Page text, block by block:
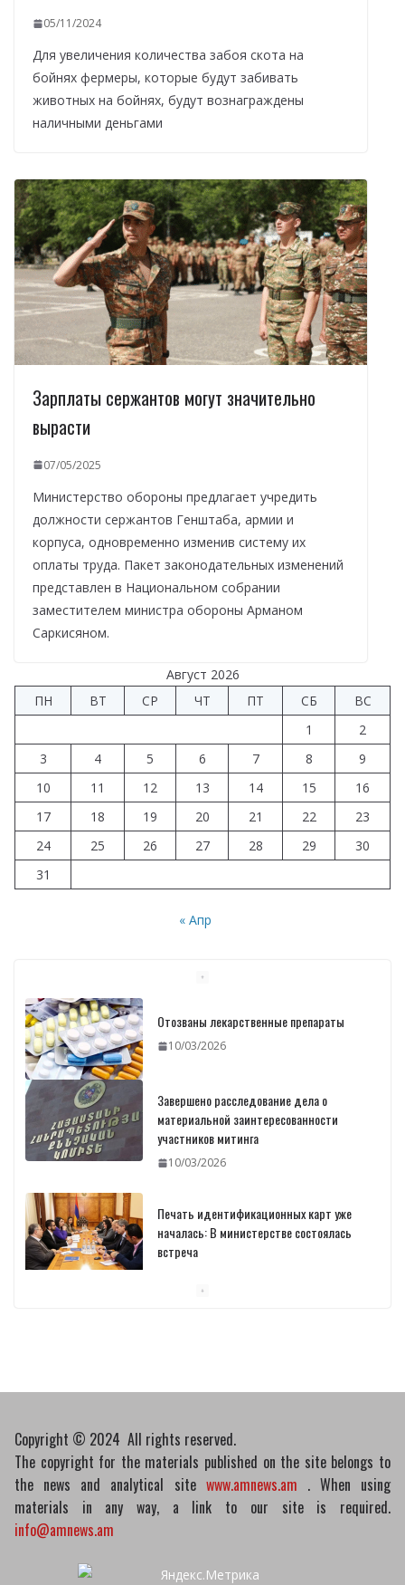
05/11/2024
Для увеличения количества забоя скота на
бойнях фермеры, которые будут забивать
животных на бойнях, будут вознаграждены
наличными деньгами
Зарплаты сержантов могут значительно
вырасти
07/05/2025
Министерство обороны предлагает учредить
должности сержантов Генштаба, армии и
корпуса, одновременно изменив систему их
оплаты труда. Пакет законодательных изменений
представлен в Национальном собрании
заместителем министра обороны Арманом
Саркисяном.
Август 2026
ПН
ВТ СР ЧТ ПТ СБ
ВС
1
2
3
4 5 6 7 8
9
10
11 12 13 14 15
16
17
18 19 20 21 22
23
24
25 26 27 28 29
30
31
« Апр
10/03/2026
Завершено расследование дела о
материальной заинтересованности
Печать идентификационных карт уже
началась: В министерстве состоялась
Пашинян обсудил с главой МАГАТЭ тему
Copyright © 2024 All rights reserved.
The copyright for the materials published on the site belongs to
the news and analytical site www.amnews.am . When using
materials in any way, a link to our site is required.
info@amnews.am